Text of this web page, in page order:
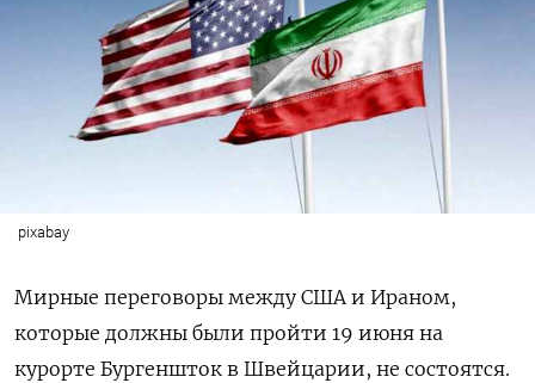
pixabay
Мирные переговоры между США и Ираном,
которые должны были пройти 19 июня на
курорте Бургеншток в Швейцарии, не состоятся.